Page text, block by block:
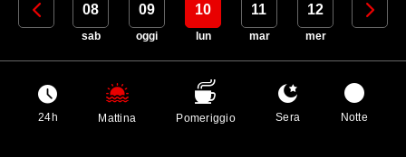
07 08
sab
09
oggi
10
lun
11
mar
12
mer
13
24h Mattina Pomeriggio Sera Notte